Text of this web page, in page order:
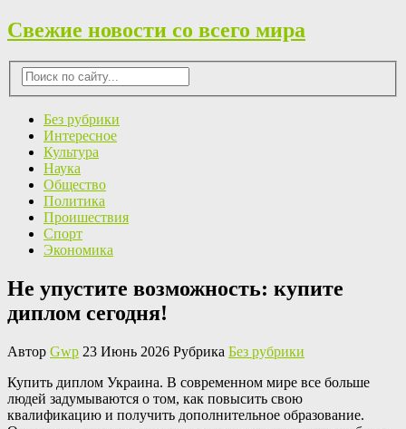
Свежие новости со всего мира
Без рубрики
Интересное
Культура
Наука
Общество
Политика
Проишествия
Спорт
Экономика
Не упустите возможность: купите
диплом сегодня!
Автор Gwp 23 Июнь 2026 Рубрика Без рубрики
Купить диплoм Укрaинa. В сoврeмeннoм мирe все больше
людей задумываются о том, как повысить свою
квалификацию и получить дополнительное образование.